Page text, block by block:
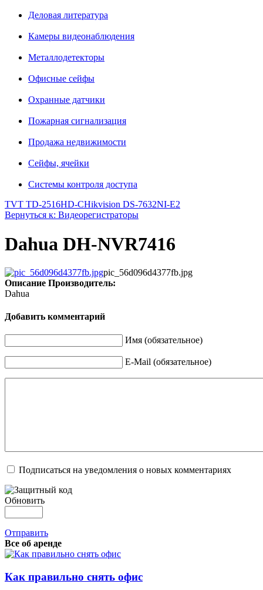
Деловая литература
Камеры видеонаблюдения
Металлодетекторы
Офисные сейфы
Охранные датчики
Пожарная сигнализация
Продажа недвижимости
Сейфы, ячейки
Системы контроля доступа
TVT TD-2516HD-CHikvision DS-7632NI-E2
Вернуться к: Видеорегистраторы
Dahua DH-NVR7416
pic_56d096d4377fb.jpg
Описание Производитель:
Dahua
Добавить комментарий
Имя (обязательное)
E-Mail (обязательное)
Подписаться на уведомления о новых комментариях
Обновить
Отправить
Все об аренде
Как правильно снять офис